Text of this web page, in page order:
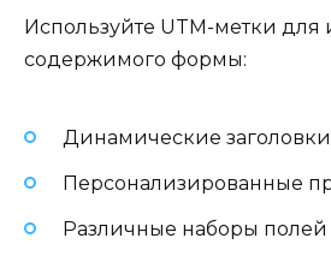
Используйте UTM-метки для
содержимого формы:
Динамические заголовки
Персонализированные
Различные наборы полей